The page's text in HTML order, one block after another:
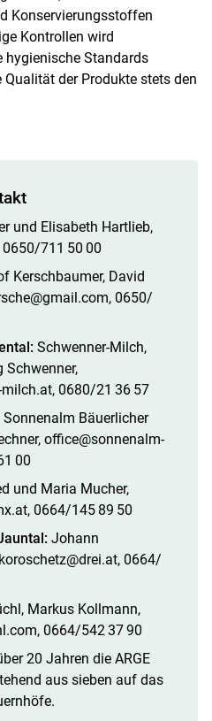
Konservierungsstoffen
Kontrollen wird
­hygienische Standards
der Produkte stets den
und Elisabeth Hartlieb,
​711 50 00
Kerschbaumer, David
0650/​
Schwenner-Milch,
0680/​21 36 57
Sonnenalm Bäuerlicher
office@sonnenalm-
00
und ­Maria Mucher,
0664/​145 89 50
Johann
0664/​
Markus Kollmann,
0664/​542 37 90
20 Jahren die ARGE
aus sieben auf das